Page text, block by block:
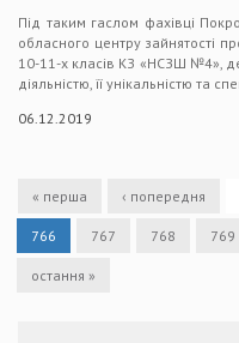
Під таким гаслом фахівці
обласного центру зайнятості
10-11-х класів КЗ «НСЗШ №4»,
діяльністю, її унікальністю та
06.12.2019
« перша ‹ попередня
766 767 768 769
остання »